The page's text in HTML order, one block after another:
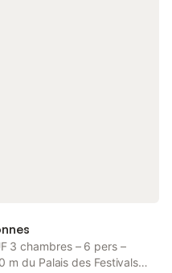
3 chambres – 6 pers –
m du Palais des Festivals